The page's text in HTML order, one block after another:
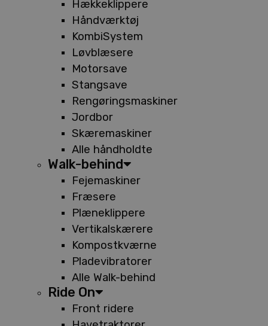
Hækkeklippere
Håndværktøj
KombiSystem
Løvblæsere
Motorsave
Stangsave
Rengøringsmaskiner
Jordbor
Skæremaskiner
Alle håndholdte
Walk-behind
Fejemaskiner
Fræsere
Plæneklippere
Vertikalskærere
Kompostkværne
Pladevibratorer
Alle Walk-behind
Ride On
Front ridere